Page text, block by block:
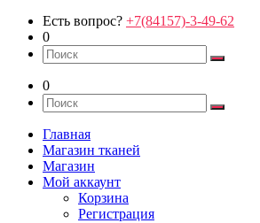
Есть вопрос? +7(84157)-3-49-62
0
0
Главная
Магазин тканей
Магазин
Мой аккаунт
Корзина
Регистрация